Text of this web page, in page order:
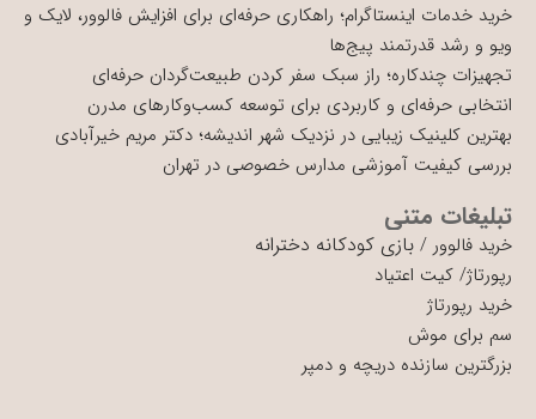
خرید خدمات اینستاگرام؛ راهکاری حرفه‌ای برای افزایش فالوور، لایک و
ویو و رشد قدرتمند پیج‌ها
تجهیزات چندکاره؛ راز سبک سفر کردن طبیعت‌گردان حرفه‌ای
انتخابی حرفه‌ای و کاربردی برای توسعه کسب‌وکارهای مدرن
بهترین کلینیک زیبایی در نزدیک شهر اندیشه؛ دکتر مریم خیرآبادی
بررسی کیفیت آموزشی مدارس خصوصی در تهران
تبلیغات متنی
خرید فالوور / بازی کودکانه دخترانه
رپورتاژ/ کیت اعتیاد
خرید رپورتاژ
سم برای موش
بزرگترین سازنده دریچه و دمپر